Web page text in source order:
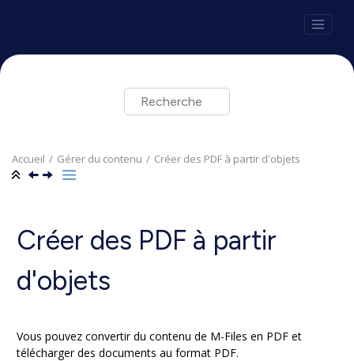
Accueil Gérer du contenu Créer des PDF à partir d'objets
Créer des PDF à partir
d'objets
Vous pouvez convertir du contenu de M-Files en PDF et
télécharger des documents au format PDF.